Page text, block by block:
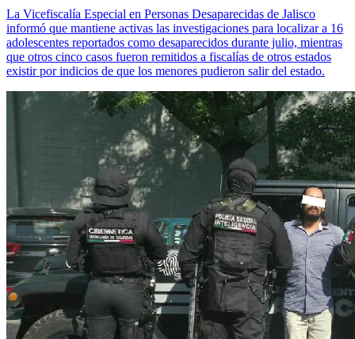
La Vicefiscalía Especial en Personas Desaparecidas de Jalisco
informó que mantiene activas las investigaciones para localizar a 16
adolescentes reportados como desaparecidos durante julio, mientras
que otros cinco casos fueron remitidos a fiscalías de otros estados
existir por indicios de que los menores pudieron salir del estado.